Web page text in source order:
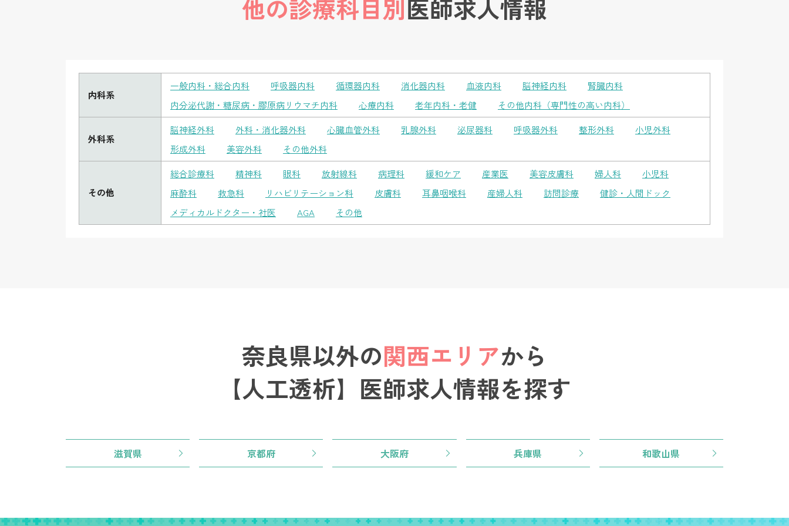
他の診療科目別 医師求人情報
内科系
一般内科・総合内科 呼吸器内科 循環器内科 消化器内科 血液内科 脳神経内科
腎臓内科
内分泌代謝・糖尿病・膠原病リウマチ内科
心療内科 老年内科・老健 その他内科（専門性の高い内科）
外科系
脳神経外科 外科・消化器外科 心臓血管外科 乳腺外科 泌尿器科 呼吸器外科 整形外科
小児外科
形成外科
美容外科 その他外科
その他
総合診療科 精神科 眼科 放射線科 病理科 緩和ケア 産業医 美容皮膚科 婦人科
小児科
麻酔科
救急科 リハビリテーション科 皮膚科 耳鼻咽喉科 産婦人科 訪問診療
健診・人間ドック
メディカルドクター・社医
AGA その他
奈良県以外の関西エリアから
【人工透析】医師求人情報を探す
滋賀県 京都府 大阪府 兵庫県 和歌山県